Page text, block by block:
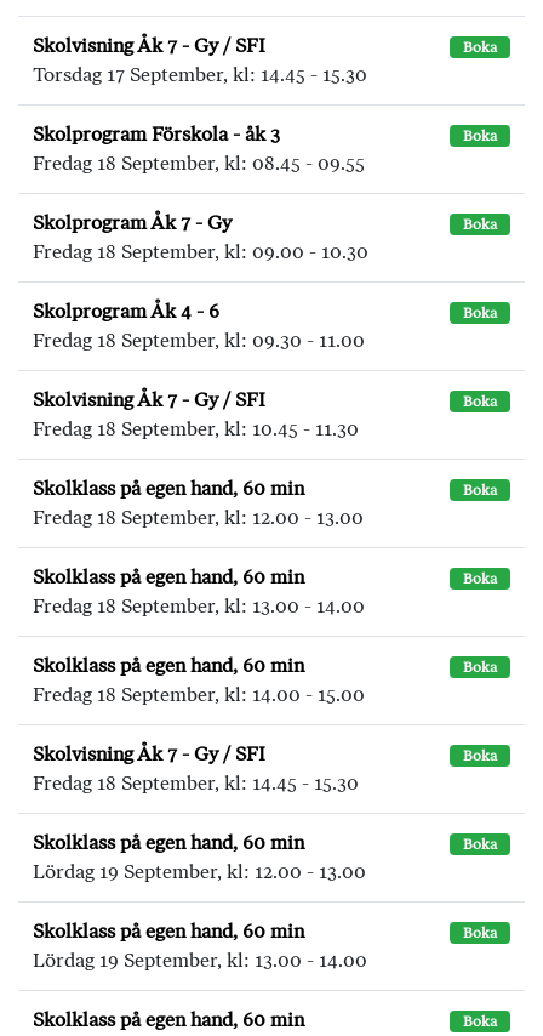
Skolvisning Åk 7 - Gy / SFI Boka
Torsdag 17 September, kl: 14.45 - 15.30
Skolprogram Förskola - åk 3 Boka
Fredag 18 September, kl: 08.45 - 09.55
Skolprogram Åk 7 - Gy Boka
Fredag 18 September, kl: 09.00 - 10.30
Skolprogram Åk 4 - 6 Boka
Fredag 18 September, kl: 09.30 - 11.00
Skolvisning Åk 7 - Gy / SFI Boka
Fredag 18 September, kl: 10.45 - 11.30
Skolklass på egen hand, 60 min Boka
Fredag 18 September, kl: 12.00 - 13.00
Skolklass på egen hand, 60 min Boka
Fredag 18 September, kl: 13.00 - 14.00
Skolklass på egen hand, 60 min Boka
Fredag 18 September, kl: 14.00 - 15.00
Skolvisning Åk 7 - Gy / SFI Boka
Fredag 18 September, kl: 14.45 - 15.30
Skolklass på egen hand, 60 min Boka
Lördag 19 September, kl: 12.00 - 13.00
Skolklass på egen hand, 60 min Boka
Lördag 19 September, kl: 13.00 - 14.00
Skolklass på egen hand, 60 min Boka